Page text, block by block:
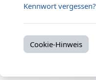
Kennwort vergessen?
Cookie-Hinweis